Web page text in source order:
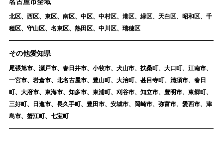
名古屋市全域
北区、西区、東区、南区、中区、中村区、港区、緑区、天白区、昭和区、千
種区、守山区、名東区、熱田区、中川区、瑞穂区
その他愛知県
尾張旭市、瀬戸市、春日井市、小牧市、犬山市、扶桑町、大口町、江南市、
一宮市、岩倉市、北名古屋市、豊山町、大治町、甚目寺町、清須市、春日
町、大府市、東海市、知多市、東浦町、刈谷市、知立市、豊明市、東郷町、
三好町、日進市、長久手町、豊田市、安城市、岡崎市、弥富市、愛西市、津
島市、蟹江町、七宝町